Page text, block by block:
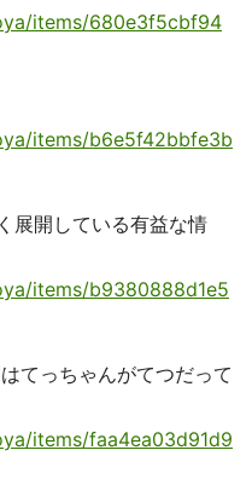
items/680e3f5cbf94
items/b6e5f42bbfe3b
展開している有益な情
items/b9380888d1e5
てっちゃんがてつだって
items/faa4ea03d91d9